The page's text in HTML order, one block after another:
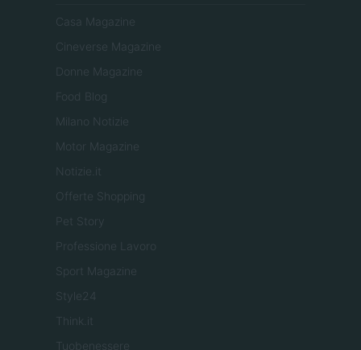
Casa Magazine
Cineverse Magazine
Donne Magazine
Food Blog
Milano Notizie
Motor Magazine
Notizie.it
Offerte Shopping
Pet Story
Professione Lavoro
Sport Magazine
Style24
Think.it
Tuobenessere